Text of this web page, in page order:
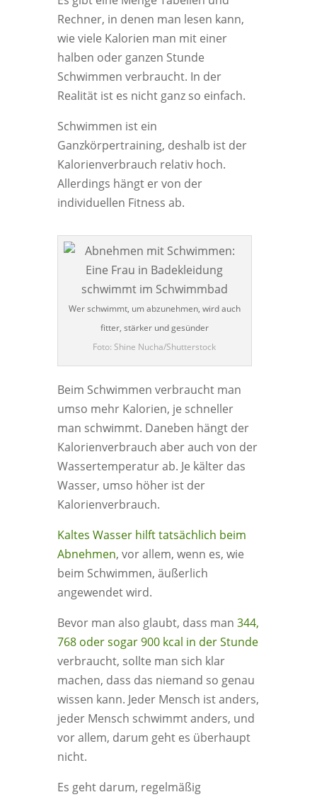
Rechner, in denen man lesen kann,
wie viele Kalorien man mit einer
halben oder ganzen Stunde
Schwimmen verbraucht. In der
Realität ist es nicht ganz so einfach.
Schwimmen ist ein
Ganzkörpertraining, deshalb ist der
Kalorienverbrauch relativ hoch.
Allerdings hängt er von der
individuellen Fitness ab.
Wer schwimmt, um abzunehmen, wird auch
fitter, stärker und gesünder
Foto: Shine Nucha/Shutterstock
Beim Schwimmen verbraucht man
umso mehr Kalorien, je schneller
man schwimmt. Daneben hängt der
Kalorienverbrauch aber auch von der
Wassertemperatur ab. Je kälter das
Wasser, umso höher ist der
Kalorienverbrauch.
Kaltes Wasser hilft tatsächlich beim
Abnehmen, vor allem, wenn es, wie
beim Schwimmen, äußerlich
angewendet wird.
Bevor man also glaubt, dass man 344,
768 oder sogar 900 kcal in der Stunde
verbraucht, sollte man sich klar
machen, dass das niemand so genau
wissen kann. Jeder Mensch ist anders,
jeder Mensch schwimmt anders, und
vor allem, darum geht es überhaupt
nicht.
Es geht darum, regelmäßig